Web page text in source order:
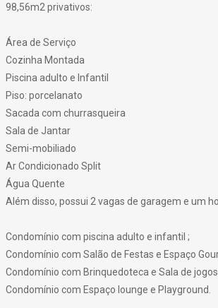
98,56m2 privativos:
Área de Serviço
Cozinha Montada
Piscina adulto e Infantil
Piso: porcelanato
Sacada com churrasqueira
Sala de Jantar
Semi-mobiliado
Ar Condicionado Split
Água Quente
Além disso, possui 2 vagas de garagem e um
Condomínio com piscina adulto e infantil ;
Condomínio com Salão de Festas e Espaço
Condomínio com Brinquedoteca e Sala de
Condomínio com Espaço lounge e Playground.